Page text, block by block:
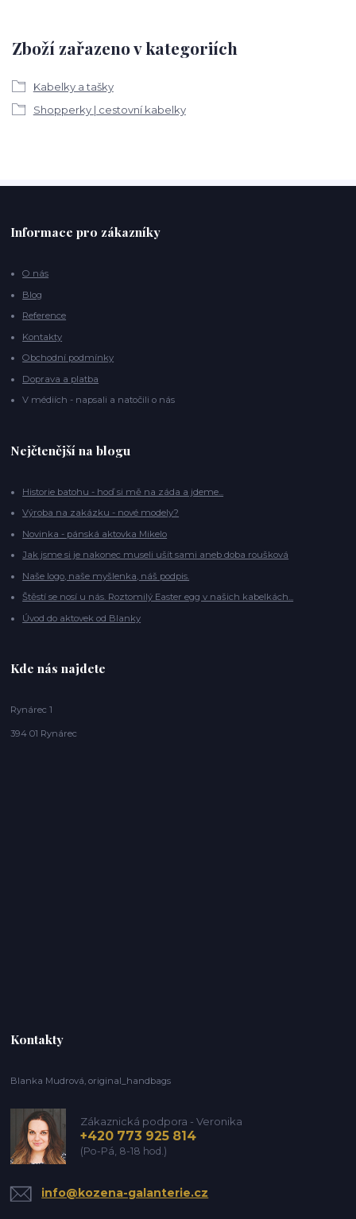
Zboží zařazeno v kategoriích
Kabelky a tašky
Shopperky | cestovní kabelky
Informace pro zákazníky
O nás
Blog
Reference
Kontakty
Obchodní podmínky
Doprava a platba
V médiích - napsali a natočili o nás
Nejčtenější na blogu
Historie batohu - hoď si mě na záda a jdeme...
Výroba na zakázku - nové modely?
Novinka - pánská aktovka Mikelo
Jak jsme si je nakonec museli ušít sami aneb doba roušková
Naše logo, naše myšlenka, náš podpis.
Štěstí se nosí u nás. Roztomilý Easter egg v našich kabelkách...
Úvod do aktovek od Blanky
Kde nás najdete
Rynárec 1
394 01 Rynárec
Kontakty
Blanka Mudrová, original_handbags
Zákaznická podpora - Veronika
+420 773 925 814
(Po-Pá, 8-18 hod.)
info@kozena-galanterie.cz